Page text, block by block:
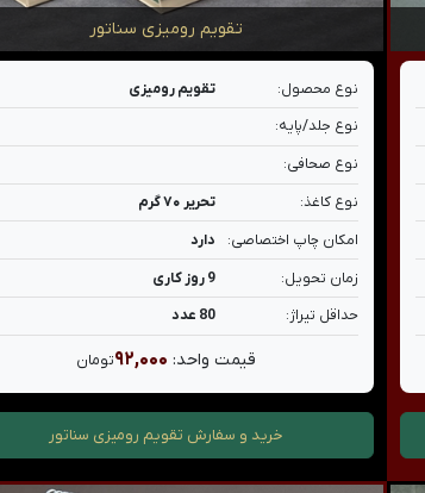
تقویم رومیزی سناتور
نوع محصول:
تقویم رومیزی
نوع جلد/پایه:
نوع صحافی:
نوع کاغذ:
تحریر ۷۰ گرم
امکان چاپ اختصاصی:
دارد
زمان تحویل:
9 روز کاری
حداقل تیراژ:
80 عدد
قیمت واحد: ۹۲,۰۰۰تومان
خرید و سفارش تقویم رومیزی سناتور